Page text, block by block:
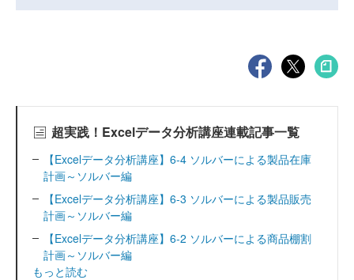
超実践！Excelデータ分析講座連載記事一覧
【Excelデータ分析講座】6-4 ソルバーによる製品在庫
計画～ソルバー編
【Excelデータ分析講座】6-3 ソルバーによる製品販売
計画～ソルバー編
【Excelデータ分析講座】6-2 ソルバーによる商品棚割
計画～ソルバー編
もっと読む